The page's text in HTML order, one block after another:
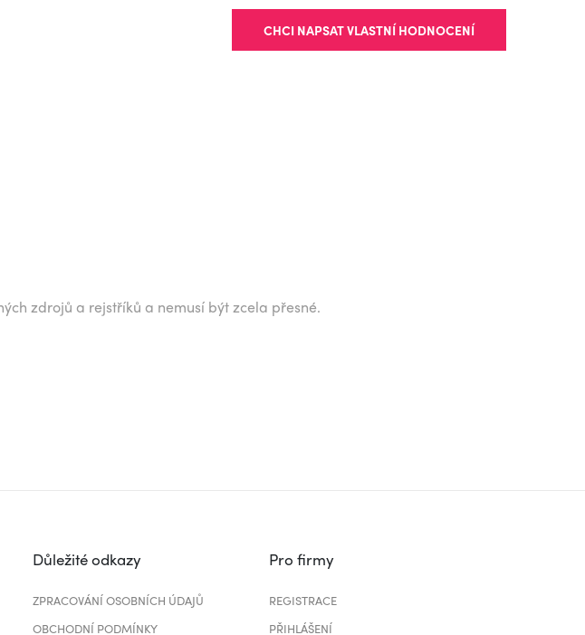
CHCI NAPSAT VLASTNÍ HODNOCENÍ
zdrojů a rejstříků a nemusí být zcela přesné.
Důležité odkazy
ZPRACOVÁNÍ OSOBNÍCH ÚDAJŮ
OBCHODNÍ PODMÍNKY
Pro firmy
REGISTRACE
PŘIHLÁŠENÍ